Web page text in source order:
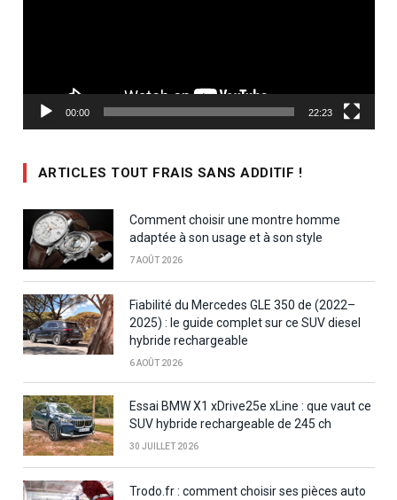
00:00 22:23
ARTICLES TOUT FRAIS SANS ADDITIF !
Comment choisir une montre homme
adaptée à son usage et à son style
7 AOÛT 2026
Fiabilité du Mercedes GLE 350 de (2022–
2025) : le guide complet sur ce SUV diesel
hybride rechargeable
6 AOÛT 2026
Essai BMW X1 xDrive25e xLine : que vaut ce
SUV hybride rechargeable de 245 ch
30 JUILLET 2026
Trodo.fr : comment choisir ses pièces auto